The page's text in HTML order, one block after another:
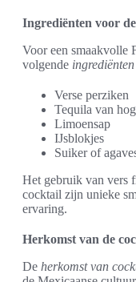
Ingrediënten voor
Voor een smaakvolle
volgende
Verse perziken
Tequila van
Limoensap
IJsblokjes
Suiker of
Het gebruik van vers
cocktail zijn unieke
ervaring.
Herkomst van de
De herkomst van